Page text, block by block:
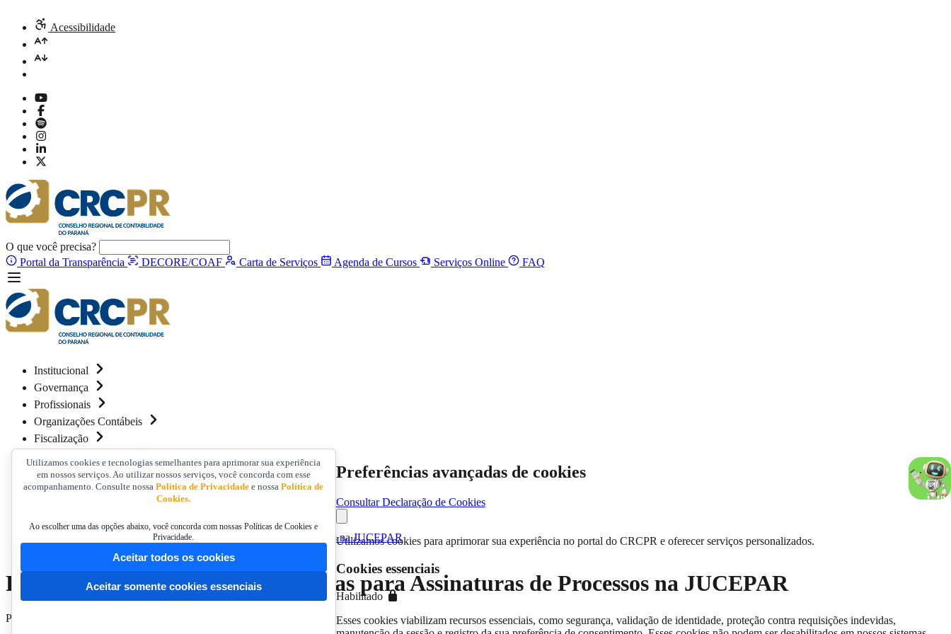
Acessibilidade
O que você precisa?
Portal da Transparência
DECORE/COAF Carta de Serviços Agenda de Cursos Serviços Online FAQ
Institucional
Governança
Profissionais
Organizações Contábeis
Fiscalização
Comunicação
Contato
Home/
Resolução nº 02/2025: Novas Regras para Assinaturas de Processos na JUCEPAR
Resolução nº 02/2025: Novas Regras para Assinaturas de Processos na JUCEPAR
Por Comunicação CRCPR
Utilizamos cookies e tecnologias semelhantes para aprimorar sua experiência
em nossos serviços. Ao utilizar nossos serviços, você concorda com esse
acompanhamento. Consulte nossaPolítica de Privacidade e nossaPolítica de
Cookies.
Ao escolher uma das opções abaixo, você concorda com nossas Políticas de Cookies e
Privacidade.
Aceitar todos os cookies
Aceitar somente cookies essenciais
Preferências avançadas de cookies
Consultar Declaração de Cookies
Utilizamos cookies para aprimorar sua experiência no portal do CRCPR e oferecer serviços personalizados.
Cookies essenciais
Habilitado
Esses cookies viabilizam recursos essenciais, como segurança, validação de identidade, proteção contra requisições indevidas,